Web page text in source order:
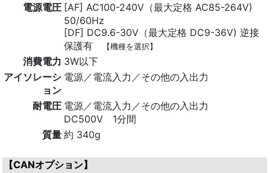
電源電圧 [AF] AC100-240V（最大定格 AC85-264V)
50/60Hz
[DF] DC9.6-30V（最大定格 DC9-36V) 逆接
保護有
【機種を選択】
消費電力 3W以下
アイソレーシ
ョン
電源／電流入力／その他の入出力
耐電圧 電源／電流入力／その他の入出力
DC500V 1分間
質量 約 340g
【CANオプション】